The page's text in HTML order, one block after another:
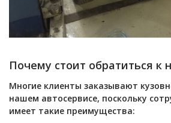
Почему стоит обратиться к
Многие клиенты заказывают
нашем автосервисе, поскольку
имеет такие преимущества: